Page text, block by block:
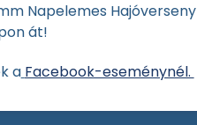
Napelemes Hajóverseny
át!
a Facebook-eseménynél.